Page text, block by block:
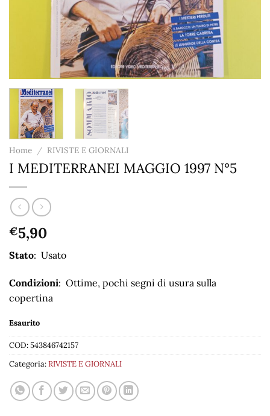
Home / RIVISTE E GIORNALI
I MEDITERRANEI MAGGIO 1997 N°5
€5,90
Stato: Usato
Condizioni: Ottime, pochi segni di usura sulla
copertina
Esaurito
COD:543846742157
Categoria:RIVISTE E GIORNALI